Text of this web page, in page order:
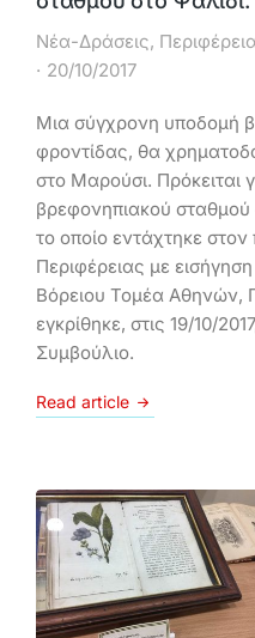
Νέα-Δράσεις,
20/10/2017
Μια σύγχρονη υποδομή
φροντίδας, θα
στο Μαρούσι. Πρόκειται
βρεφονηπιακού
το οποίο εντάχτηκε
Περιφέρειας με
Βόρειου Τομέα Αθηνών,
εγκρίθηκε, στις 19/10/
Συμβούλιο.
Read article